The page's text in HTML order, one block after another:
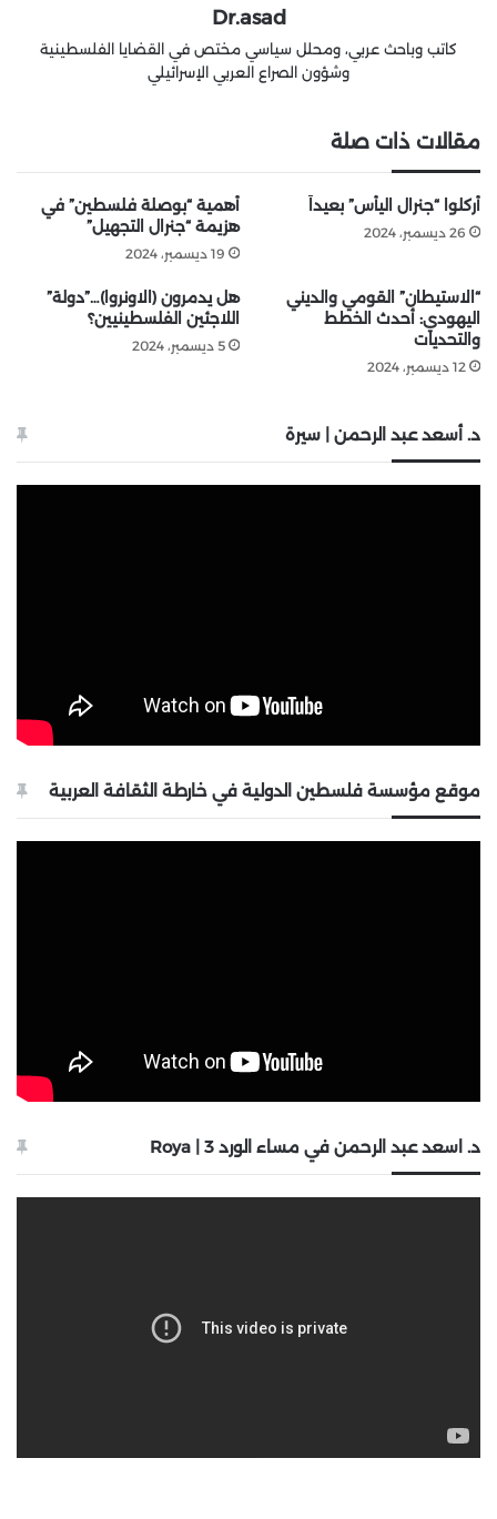
Dr.asad
كاتب وباحث عربي، ومحلل سياسي مختص في القضايا الفلسطينية
وشؤون الصراع العربي الإسرائيلي
مقالات ذات صلة
أُركلوا “جنرال اليأس” بعيداً
26 ديسمبر، 2024
أهمية “بوصلة فلسطين” في
هزيمة “جنرال التجهيل”
19 ديسمبر، 2024
“الاستيطان” القومي والديني
اليهودي: أحدث الخطط
والتحديات
12 ديسمبر، 2024
هل يدمرون (الاونروا)…”دولة”
اللاجئين الفلسطينيين؟
5 ديسمبر، 2024
د. أسعد عبد الرحمن | سيرة
موقع مؤسسة فلسطين الدولية في خارطة الثقافة العربية
د. اسعد عبد الرحمن في مساء الورد 3 | Roya